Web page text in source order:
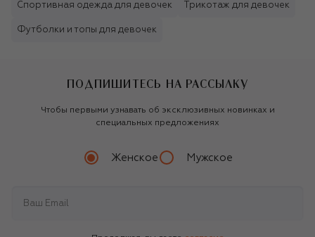
Спортивная одежда для девочек Трикотаж для девочек
Футболки и топы для девочек
ПОДПИШИТЕСЬ НА РАССЫЛКУ
Чтобы первыми узнавать об эксклюзивных новинках и
специальных предложениях
Женское Мужское